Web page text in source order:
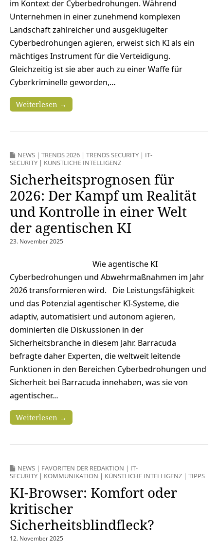
im Kontext der Cyberbedrohungen. Während
Unternehmen in einer zunehmend komplexen
Landschaft zahlreicher und ausgeklügelter
Cyberbedrohungen agieren, erweist sich KI als ein
mächtiges Instrument für die Verteidigung.
Gleichzeitig ist sie aber auch zu einer Waffe für
Cyberkriminelle geworden,…
Weiterlesen →
NEWS | TRENDS 2026 | TRENDS SECURITY | IT-
SECURITY | KÜNSTLICHE INTELLIGENZ
Sicherheitsprognosen für
2026: Der Kampf um Realität
und Kontrolle in einer Welt
der agentischen KI
23. November 2025
Wie agentische KI
Cyberbedrohungen und Abwehrmaßnahmen im Jahr
2026 transformieren wird. Die Leistungsfähigkeit
und das Potenzial agentischer KI-Systeme, die
adaptiv, automatisiert und autonom agieren,
dominierten die Diskussionen in der
Sicherheitsbranche in diesem Jahr. Barracuda
befragte daher Experten, die weltweit leitende
Funktionen in den Bereichen Cyberbedrohungen und
Sicherheit bei Barracuda innehaben, was sie von
agentischer…
Weiterlesen →
NEWS | FAVORITEN DER REDAKTION | IT-
SECURITY | KOMMUNIKATION | KÜNSTLICHE INTELLIGENZ | TIPPS
KI-Browser: Komfort oder
kritischer
Sicherheitsblindfleck?
12. November 2025